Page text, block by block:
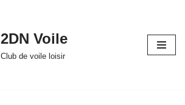
2DN Voile
Club de voile loisir